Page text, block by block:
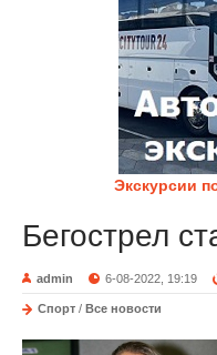
Экскурсии
Бегострел
admin 6-08-2022, 19:19
Спорт / Все новости